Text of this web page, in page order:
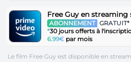
Free Guy en
ABONNEMENT GRATUIT*
*30 jours offerts à
6.99€ par mois
Le film Free Guy est disponible en